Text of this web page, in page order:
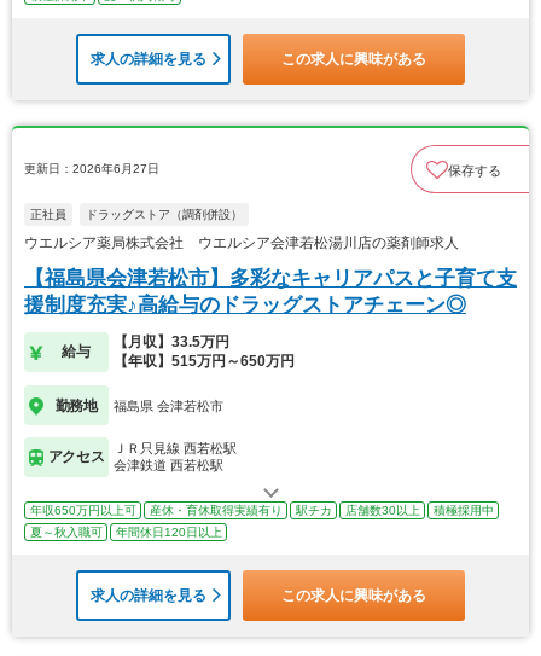
求人の詳細を見る この求人に興味がある
更新日：2026年6月27日 保存する
正社員 ドラッグストア（調剤併設）
ウエルシア薬局株式会社 ウエルシア会津若松湯川店の薬剤師求人
【福島県会津若松市】多彩なキャリアパスと子育て支
援制度充実♪高給与のドラッグストアチェーン◎
給与
【月収】33.5万円
【年収】515万円～650万円
勤務地 福島県 会津若松市
アクセス
ＪＲ只見線 西若松駅
会津鉄道 西若松駅
年収650万円以上可 産休・育休取得実績有り 駅チカ 店舗数30以上
積極採用中
夏～秋入職可
年間休日120日以上
求人の詳細を見る この求人に興味がある